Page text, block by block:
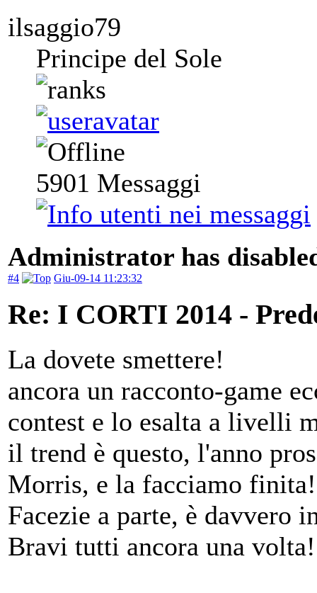
ilsaggio79
Principe del Sole
5901 Messaggi
Administrator has
#4 Giu-09-14 11:23:32
Re: I CORTI 2014 -
La dovete smettere!
ancora un racconto-game
contest e lo esalta a livelli
il trend è questo, l'anno
Morris, e la facciamo finita!
Facezie a parte, è davvero
Bravi tutti ancora una volta!